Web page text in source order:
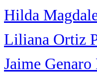
Hilda
Liliana Ortiz
Jaime